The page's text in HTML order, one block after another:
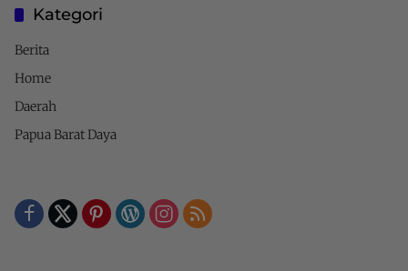
Kategori
Berita
Home
Daerah
Papua Barat Daya